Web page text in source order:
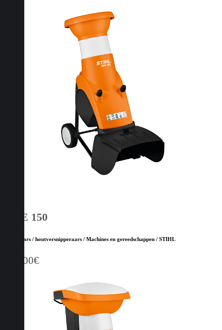
GHE 150
Hakselaars / houtversnipperaars / Machines en gereedschappen / STIHL
479,00€